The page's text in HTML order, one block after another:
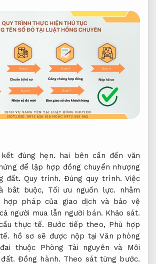
đúng hẹn. hai bên cần đến văn
để lập hợp đồng chuyển nhượng
đất. Quy trình. Đúng quy trình. Việc
bắt buộc, Tối ưu nguồn lực. nhằm
pháp của giao dịch và bảo vệ
người mua lẫn người bán. Khảo sát.
thực tế. Bước tiếp theo, Phù hợp
hồ sơ sẽ được nộp tại Văn phòng
thuộc Phòng Tài nguyên và Môi
Đồng hành. Theo sát từng bước.